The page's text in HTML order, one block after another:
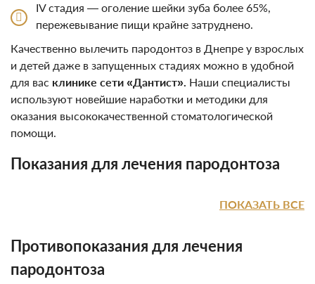
IV стадия — оголение шейки зуба более 65%,
пережевывание пищи крайне затруднено.
Качественно вылечить пародонтоз в Днепре у взрослых
и детей даже в запущенных стадиях можно в удобной
для вас клинике сети «Дантист». Наши специалисты
используют новейшие наработки и методики для
оказания высококачественной стоматологической
помощи.
Показания для лечения пародонтоза
ПОКАЗАТЬ ВСЕ
Противопоказания для лечения
пародонтоза